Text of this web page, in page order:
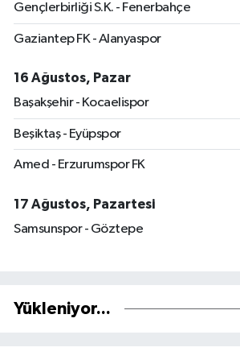
Gençlerbirliği S.K. - Fenerbahçe
Gaziantep FK - Alanyaspor
16 Ağustos, Pazar
Başakşehir - Kocaelispor
Beşiktaş - Eyüpspor
Amed - Erzurumspor FK
17 Ağustos, Pazartesi
Samsunspor - Göztepe
Yükleniyor...